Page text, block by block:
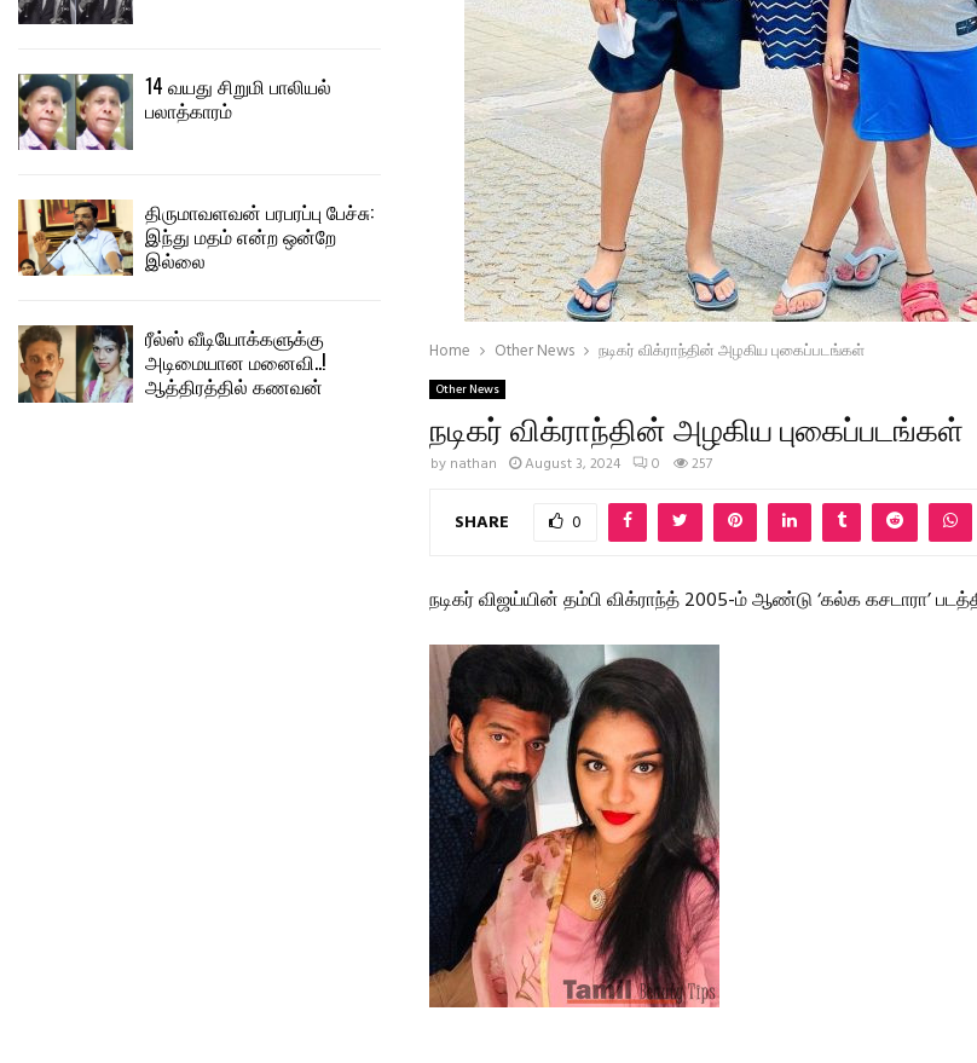
Home Other News நடிகர் விக்ராந்தின் அழகிய புகைப்படங்கள்
Other News
நடிகர் விக்ராந்தின் அழகிய புகைப்படங்கள்
by nathan August 3, 2024 0 257
SHARE 0
நடிகர் விஜய்யின் தம்பி விக்ராந்த் 2005-ம் ஆண்டு ‘கல்க கசடாரா’
14 வயது சிறுமி பாலியல்
பலாத்காரம்
திருமாவளவன் பரபரப்பு பேச்சு:
இந்து மதம் என்ற ஒன்றே
இல்லை
ரீல்ஸ் வீடியோக்களுக்கு
அடிமையான மனைவி..!
ஆத்திரத்தில் கணவன்